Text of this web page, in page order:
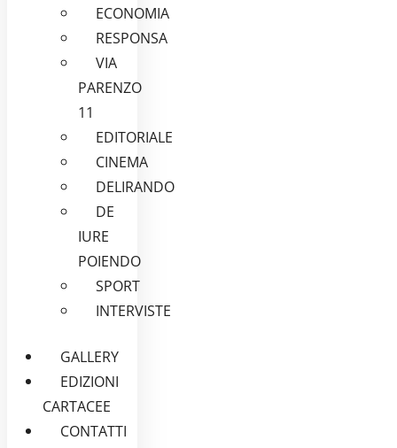
ECONOMIA
RESPONSA
VIA
PARENZO
11
EDITORIALE
CINEMA
DELIRANDO
DE
IURE
POIENDO
SPORT
INTERVISTE
GALLERY
EDIZIONI
CARTACEE
CONTATTI